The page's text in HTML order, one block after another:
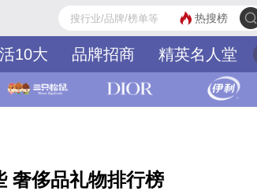
热搜榜
10大 品牌招商 精英名人堂
奢侈品礼物排行榜